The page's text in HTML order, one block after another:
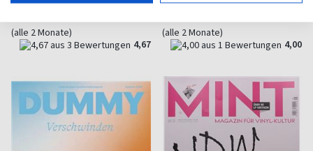
(alle 2 Monate)
4,67
(alle 2 Monate)
4,00